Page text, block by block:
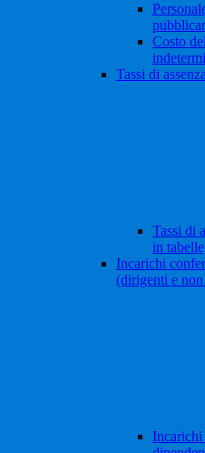
Costo
Tassi di assenza
Tassi di
in
Incarichi
(dirigenti e
Incarichi